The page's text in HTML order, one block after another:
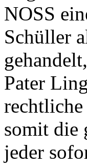
NOSS
Schüller
Pater
somit die
jeder